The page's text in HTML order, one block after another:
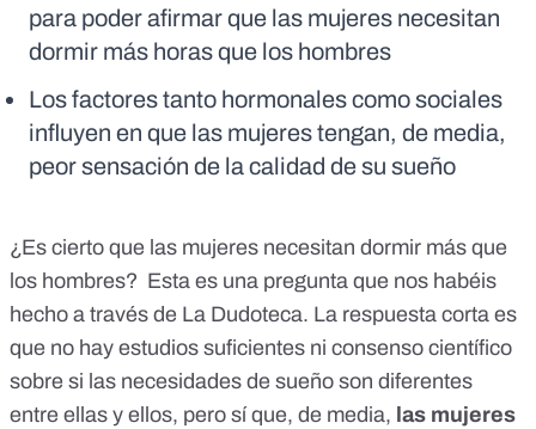
para poder afirmar que las mujeres necesitan
dormir más horas que los hombres
Los factores tanto hormonales como sociales
influyen en que las mujeres tengan, de media,
peor sensación de la calidad de su sueño
¿Es cierto que las mujeres necesitan dormir más que
los hombres? Esta es una pregunta que nos habéis
hecho a través de La Dudoteca. La respuesta corta es
que no hay estudios suficientes ni consenso científico
sobre si las necesidades de sueño son diferentes
entre ellas y ellos, pero sí que, de media, las mujeres